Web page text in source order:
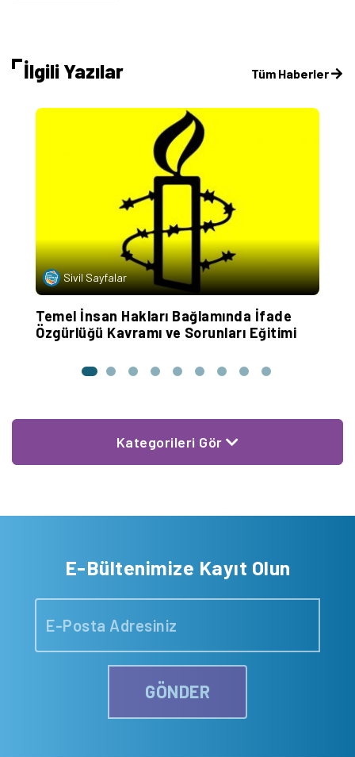
İlgili Yazılar Tüm Haberler
Sivil Sayfalar
Temel İnsan Hakları Bağlamında İfade
Özgürlüğü Kavramı ve Sorunları Eğitimi
Kategorileri Gör
E-Bültenimize Kayıt Olun
GÖNDER